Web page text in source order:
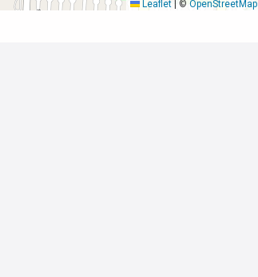
Leaflet | © OpenStreetMap